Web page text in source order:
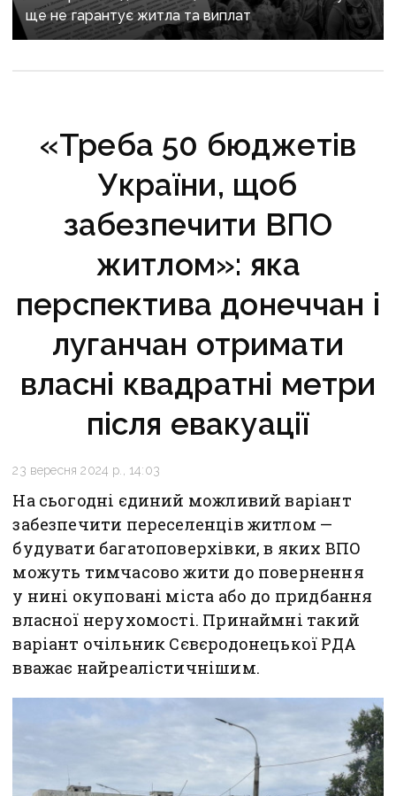
ще не гарантує житла та виплат
«Треба 50 бюджетів
України, щоб
забезпечити ВПО
житлом»: яка
перспектива донеччан і
луганчан отримати
власні квадратні метри
після евакуації
23 вересня 2024 р., 14:03
На сьогодні єдиний можливий варіант
забезпечити переселенців житлом —
будувати багатоповерхівки, в яких ВПО
можуть тимчасово жити до повернення
у нині окуповані міста або до придбання
власної нерухомості. Принаймні такий
варіант очільник Сєвєродонецької РДА
вважає найреалістичнішим.